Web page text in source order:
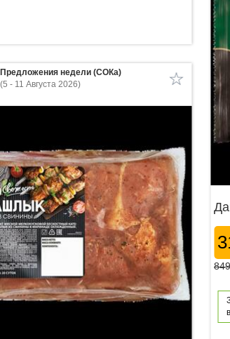
Предложения недели (СОКа)
(5 - 11 Августа 2026)